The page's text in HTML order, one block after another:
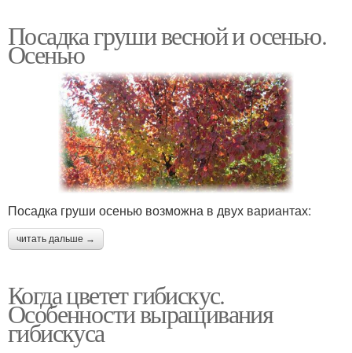
Посадка груши весной и осенью.
Осенью
Посадка груши осенью возможна в двух вариантах:
читать дальше →
Когда цветет гибискус.
Особенности выращивания
гибискуса